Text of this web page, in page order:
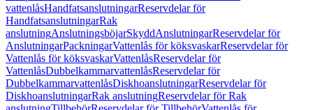
vattenlåsHandfatsanslutningarReservdelar för
HandfatsanslutningarRak
anslutningAnslutningsböjarSkyddAnslutningarReservdelar för
AnslutningarPackningarVattenlås för köksvaskarReservdelar för
Vattenlås för köksvaskarVattenlåsReservdelar för
VattenlåsDubbelkammarvattenlåsReservdelar för
DubbelkammarvattenlåsDiskhoanslutningarReservdelar för
DiskhoanslutningarRak anslutningReservdelar för Rak